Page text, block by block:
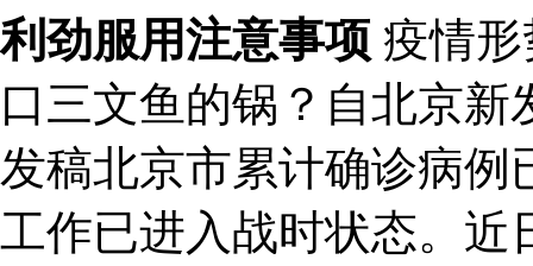
利劲服用注意事项 疫情
口三文鱼的锅？自北京
发稿北京市累计确诊病例
工作已进入战时状态。近